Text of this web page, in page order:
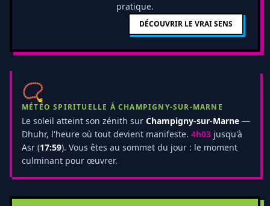
pratique.
DÉCOUVRIR LE VRAI SENS
📿
MÉTÉO SPIRITUELLE À CHAMPIGNY-SUR-MARNE
Le soleil atteint son zénith sur Champigny-sur-Marne —
Dhuhr, l'heure où tout devient manifeste. 4h03 jusqu'à
Asr (17:59). Vous êtes au sommet du jour : le moment
culminant pour œuvrer.